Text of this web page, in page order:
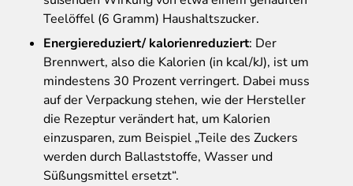
Teelöffel (6 Gramm) Haushaltszucker.
Energiereduziert/ kalorienreduziert: Der
Brennwert, also die Kalorien (in kcal/kJ), ist um
mindestens 30 Prozent verringert. Dabei muss
auf der Verpackung stehen, wie der Hersteller
die Rezeptur verändert hat, um Kalorien
einzusparen, zum Beispiel „Teile des Zuckers
werden durch Ballaststoffe, Wasser und
Süßungsmittel ersetzt“.